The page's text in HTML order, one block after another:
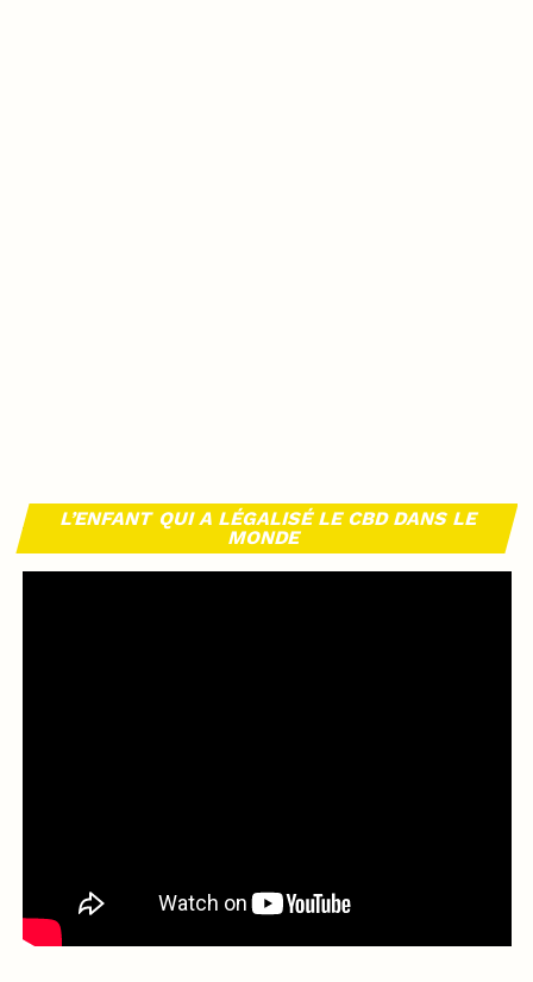
L’ENFANT QUI A LÉGALISÉ LE CBD DANS LE
MONDE